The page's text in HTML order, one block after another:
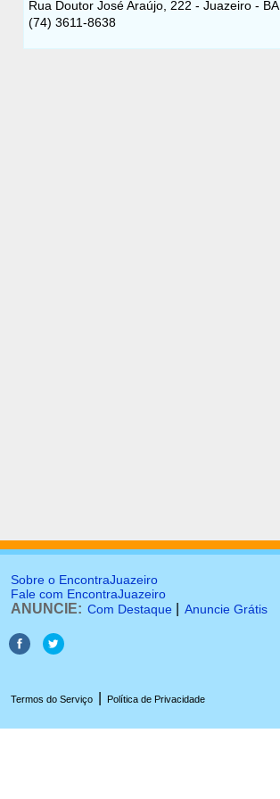
Rua Doutor José Araújo, 222 - Juazeiro - BA
(74) 3611-8638
Sobre o EncontraJuazeiro
Fale com EncontraJuazeiro
ANUNCIE: Com Destaque Anuncie Grátis
Termos do Serviço Política de Privacidade